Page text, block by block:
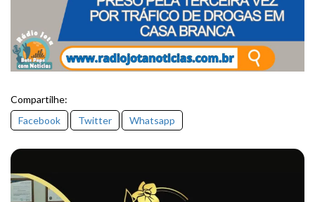
Compartilhe:
Facebook
Twitter Whatsapp